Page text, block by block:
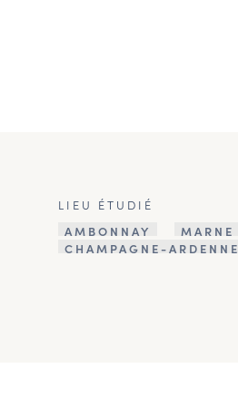
LIEU ÉTUDIÉ
AMBONNAY
MARNE
CHAMPAGNE-ARDENNE